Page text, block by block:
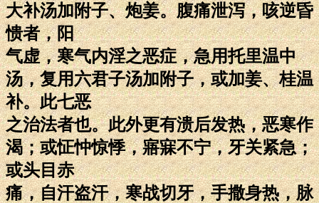
大补汤加附子、炮姜。腹痛泄泻，咳逆昏
愦者，阳
气虚，寒气内淫之恶症，急用托里温中
汤，复用六君子汤加附子，或加姜、桂温
补。此七恶
之治法者也。此外更有溃后发热，恶寒作
渴；或怔忡惊悸，寤寐不宁，牙关紧急；
或头目赤
痛，自汗盗汗，寒战切牙，手撒身热，脉